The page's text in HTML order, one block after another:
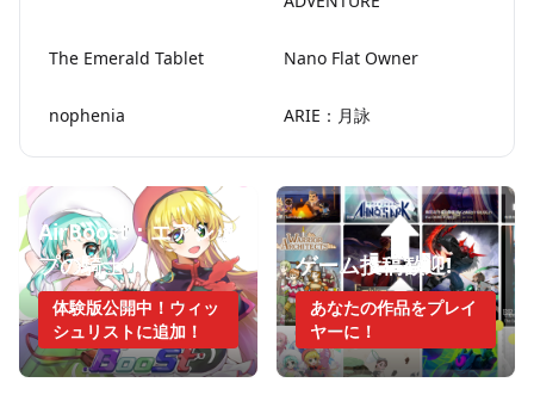
The Emerald Tablet Nano Flat Owner
nophenia ARIE：月詠
AirBoost：エアシッ
プの騎士
体験版公開中！ウィッ
シュリストに追加！
ゲーム投稿歓迎!
あなたの作品をプレイ
ヤーに！